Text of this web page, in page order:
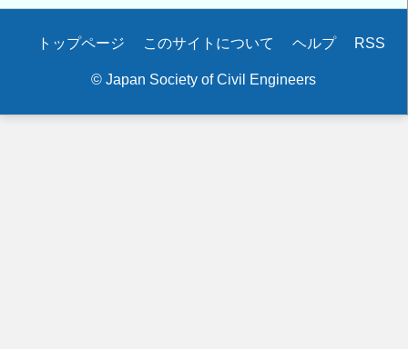
Secondary
トップページ このサイトについて ヘルプ RSS
© Japan Society of Civil Engineers